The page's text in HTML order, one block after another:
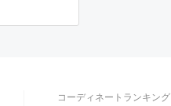
コーディネートランキング